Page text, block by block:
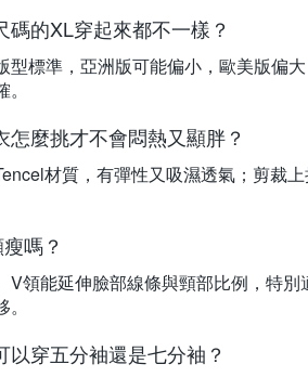
碼的XL穿起來都不一樣？
型標準，亞洲版可能偏小，歐美版偏
怎麼挑才不會悶熱又顯胖？
材質，有彈性又吸濕透氣；剪裁
嗎？
V領能延伸臉部線條與頸部比例，特
以穿五分袖還是七分袖？